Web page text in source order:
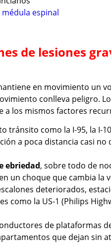
espinal
de lesiones
en movimiento un
conlleva peligro.
a los mismos factores
tránsito como la I-95, la I-
a poca distancia casi no
ebriedad, sobre todo de
un choque que cambia la
deteriorados,
como la US-1 (Philips
de plataformas
que dejan sin